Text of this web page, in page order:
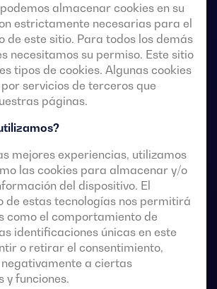
almacenar cookies en su
estrictamente necesarias para el
de este sitio. Para todos los demás
necesitamos su permiso. Este sitio
tipos de cookies. Algunas cookies
servicios de terceros que
páginas.
mejores experiencias, utilizamos
las cookies para almacenar y/o
del dispositivo. El
de estas tecnologías nos permitirá
como el comportamiento de
identificaciones únicas en este
o retirar el consentimiento,
a ciertas
y funciones.
transferencia de accionamiento
con corte plenamente aparente.
en carga de dos fuentes
de contactos remotos sin tensión,
automático externo, usando
para usarse en sistemas de
tensión donde es aceptable una
de la alimentación de la carga